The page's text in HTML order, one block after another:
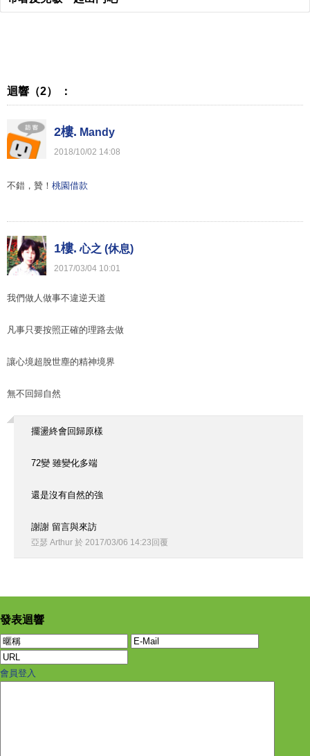
迴響（2） ：
2樓. Mandy
2018/10/02 14:08
不錯，贊！ 桃園借款
1樓. 心之 (休息)
2017/03/04 10:01
我們做人做事不違逆天道
凡事只要按照正確的理路去做
讓心境超脫世塵的精神境界
無不回歸自然
擺盪終會回歸原樣
72變 雖變化多端
還是沒有自然的強
謝謝 留言與來訪
亞瑟 Arthur 於 2017/03/06 14:23 回覆
發表迴響
會員登入